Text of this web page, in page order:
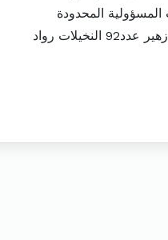
المحدودة
النخيلات رواد